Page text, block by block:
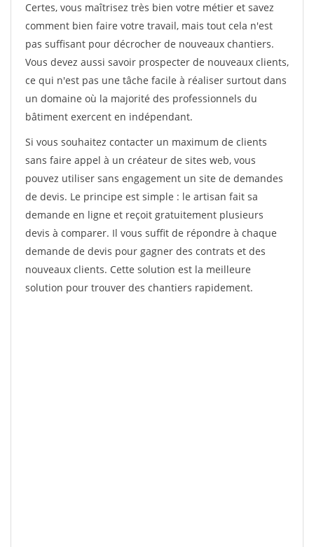
Certes, vous maîtrisez très bien votre métier et savez
comment bien faire votre travail, mais tout cela n'est
pas suffisant pour décrocher de nouveaux chantiers.
Vous devez aussi savoir prospecter de nouveaux clients,
ce qui n'est pas une tâche facile à réaliser surtout dans
un domaine où la majorité des professionnels du
bâtiment exercent en indépendant.
Si vous souhaitez contacter un maximum de clients
sans faire appel à un créateur de sites web, vous
pouvez utiliser sans engagement un site de demandes
de devis. Le principe est simple : le artisan fait sa
demande en ligne et reçoit gratuitement plusieurs
devis à comparer. Il vous suffit de répondre à chaque
demande de devis pour gagner des contrats et des
nouveaux clients. Cette solution est la meilleure
solution pour trouver des chantiers rapidement.